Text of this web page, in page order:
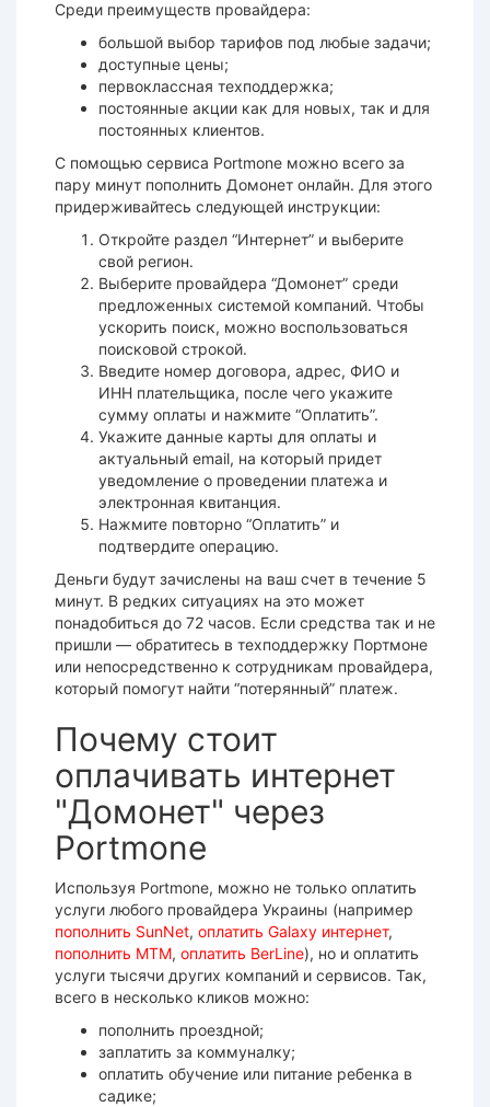
Среди преимуществ провайдера:
большой выбор тарифов под любые задачи;
доступные цены;
первоклассная техподдержка;
постоянные акции как для новых, так и для
постоянных клиентов.
С помощью сервиса Portmone можно всего за
пару минут пополнить Домонет онлайн. Для этого
придерживайтесь следующей инструкции:
Откройте раздел “Интернет” и выберите
свой регион.
Выберите провайдера “Домонет” среди
предложенных системой компаний. Чтобы
ускорить поиск, можно воспользоваться
поисковой строкой.
Введите номер договора, адрес, ФИО и
ИНН плательщика, после чего укажите
сумму оплаты и нажмите “Оплатить”.
Укажите данные карты для оплаты и
актуальный email, на который придет
уведомление о проведении платежа и
электронная квитанция.
Нажмите повторно “Оплатить” и
подтвердите операцию.
Деньги будут зачислены на ваш счет в течение 5
минут. В редких ситуациях на это может
понадобиться до 72 часов. Если средства так и не
пришли — обратитесь в техподдержку Портмоне
или непосредственно к сотрудникам провайдера,
который помогут найти “потерянный” платеж.
Почему стоит
оплачивать интернет
"Домонет" через
Portmone
Используя Portmone, можно не только оплатить
услуги любого провайдера Украины (например
пополнить SunNet, оплатить Galaxy интернет,
пополнить МТМ, оплатить BerLine), но и оплатить
услуги тысячи других компаний и сервисов. Так,
всего в несколько кликов можно:
пополнить проездной;
заплатить за коммуналку;
оплатить обучение или питание ребенка в
садике;